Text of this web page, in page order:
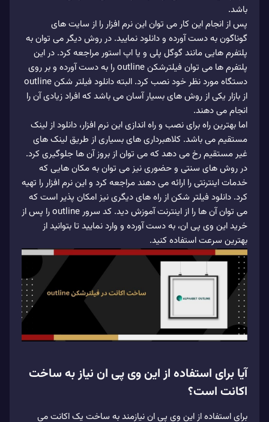
باشد.
پس از انجام این کار می توان این نرم افزار را از سایت های
گوناگون به دست آورده و دانلود نمایید. در روش دیگر می توان به
پلتفرم هایی مانند گوگل پلی و یا اپ استور مراجعه کرد. در این
پلتفرم ها می توان فیلترشکن outline را به دست آورده و بر روی
دستگاه مورد نظر خود نصب کرد. البته دانلود فیلتر شکن outline
از بازار یکی از روش های بسیار آسان می باشد که افراد زیادی آن را
انجام می دهند.
اما بهترین راه برای نصب و راه اندازی این نرم افزار، دانلود از لینک
مستقیم می باشد. کلاهبرداری های بسیاری از طریق لینک های
غیر مستقیم رخ می دهد که می توان از بروز آن ها جلوگیری کرد.
در روش های سنتی و حضوری نیز می توان به مکان هایی که
خدمات اینترنتی را ارائه می دهند مراجعه کرد و این نرم افزار را تهیه
کرد. دانلود فیلتر شکن از راه های دیگری نیز امکان پذیر است که
می توان آن ها را از اینترنت آموزش دید. کد سرور outline را پس از
خرید این وی پی ان، به دست آورده و وارد نمایید تا بتوانید از
بهترین سرعت استفاده کنید.
آیا برای استفاده از این وی پی ان نیاز به ساخت
اکانت است؟
برای استفاده از این وی پی ان نیازمند به ساخت یک اکانت می